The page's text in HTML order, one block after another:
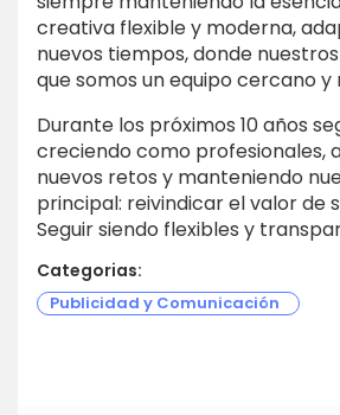
creativa flexible y moderna,
nuevos tiempos, donde
que somos un equipo cercano y
Durante los próximos 10 años
creciendo como profesionales,
nuevos retos y manteniendo
principal: reivindicar el valor de
Seguir siendo flexibles y
Categorias:
Publicidad y Comunicación